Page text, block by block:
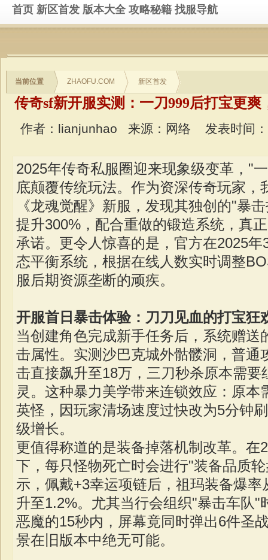
首页 新区首发 版本大全 攻略秘籍 找服导航
当前位置 ZHAOFU.COM 新区首发
传奇sf新开服实测：一刀999后打宝更
作者：lianjunhao 来源：网络 发表时间
2025年传奇私服圈迎来现象级变革，"
底颠覆传统玩法。作为资深传奇玩家，
《龙魂觉醒》新服，发现其独创的"暴
提升300%，配合重做的锻造系统，真
承诺。更令人惊喜的是，官方在2025
态平衡系统，根据在线人数实时调整
服后期资源垄断的顽疾。
开服首日暴击体验：刀刀见血的打宝狂
当创建角色完成新手任务后，系统赠送
击属性。实测沙巴克城外骷髅洞，普通
击直接飙升至18万，三刀秒杀原本需要
灵。这种暴力美学带来连锁效应：原本
英怪，因玩家清场速度过快改为5分钟
级增长。
更值得称道的是装备掉落机制改革。在
下，每只怪物死亡时会进行"装备品质
示，佩戴+3幸运项链后，祖玛装备爆
升至1.2%。尤其当行会组织"暴击车队"
恶魔的15秒内，屏幕竟同时弹出6件圣
景在旧版本中绝无可能。